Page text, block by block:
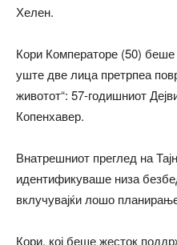
Хелен.
Кори Комператоре (50)
уште две лица претрпеа
животот“: 57-годишниот
Копенхавер.
Внатрешниот преглед на
идентификуваше низа
вклучувајќи лошо
Кори, кој беше жесток